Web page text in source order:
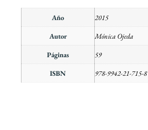
Año
2015
Autor
Mónica Ojeda
Páginas
59
ISBN
978-9942-21-715-8